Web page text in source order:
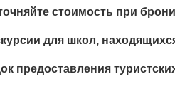
стоимость при
для школ,
предоставления